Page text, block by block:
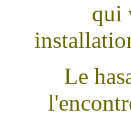
qui
Le